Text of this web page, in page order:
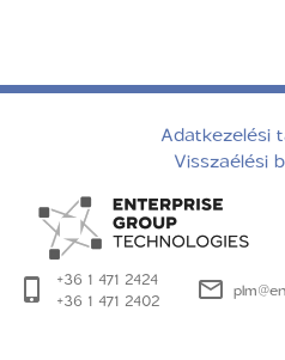
Adatkezelési
Visszaélési
+36 1 471 2424
+36 1 471 2402